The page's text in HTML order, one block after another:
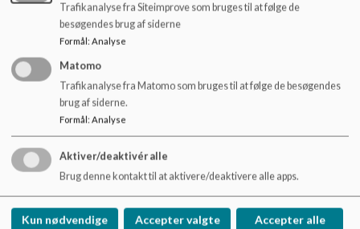
97114900
EAN NR. 5798004219614
Tilgængelighedserklæring
Sitemap
Cookie politik
Trafikanalyse fra Siteimprove som bruges til at følge de
besøgendes brug af siderne
Formål: Analyse
Matomo
Trafikanalyse fra Matomo som bruges til at følge de besøgendes
brug af siderne.
Formål: Analyse
Aktiver/deaktivér alle
Brug denne kontakt til at aktivere/deaktivere alle apps.
Kun nødvendige Accepter valgte Accepter alle